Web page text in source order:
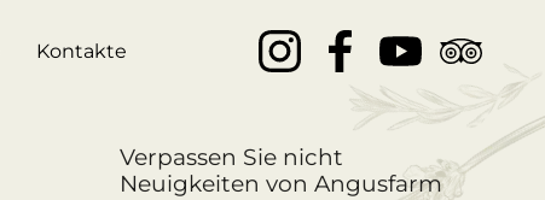
Kontakte
Verpassen Sie nicht
Neuigkeiten von Angusfarm